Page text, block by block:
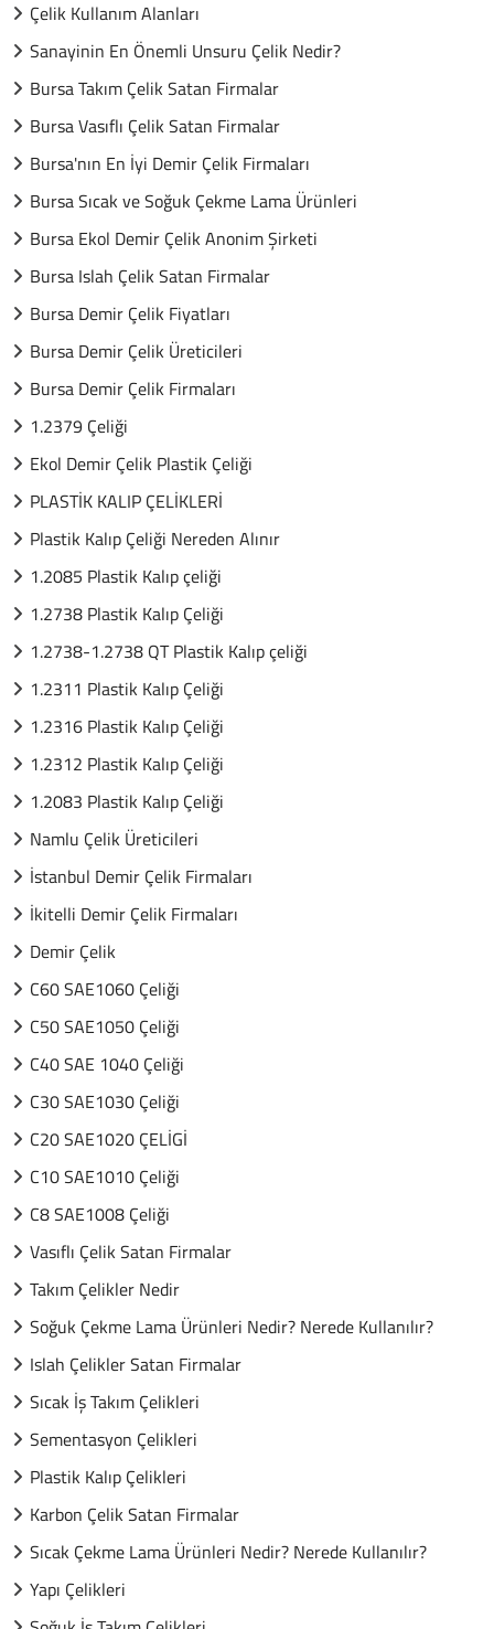
Çelik Kullanım Alanları
Sanayinin En Önemli Unsuru Çelik Nedir?
Bursa Takım Çelik Satan Firmalar
Bursa Vasıflı Çelik Satan Firmalar
Bursa'nın En İyi Demir Çelik Firmaları
Bursa Sıcak ve Soğuk Çekme Lama Ürünleri
Bursa Ekol Demir Çelik Anonim Şirketi
Bursa Islah Çelik Satan Firmalar
Bursa Demir Çelik Fiyatları
Bursa Demir Çelik Üreticileri
Bursa Demir Çelik Firmaları
1.2379 Çeliği
Ekol Demir Çelik Plastik Çeliği
PLASTİK KALIP ÇELİKLERİ
Plastik Kalıp Çeliği Nereden Alınır
1.2085 Plastik Kalıp çeliği
1.2738 Plastik Kalıp Çeliği
1.2738-1.2738 QT Plastik Kalıp çeliği
1.2311 Plastik Kalıp Çeliği
1.2316 Plastik Kalıp Çeliği
1.2312 Plastik Kalıp Çeliği
1.2083 Plastik Kalıp Çeliği
Namlu Çelik Üreticileri
İstanbul Demir Çelik Firmaları
İkitelli Demir Çelik Firmaları
Demir Çelik
C60 SAE1060 Çeliği
C50 SAE1050 Çeliği
C40 SAE 1040 Çeliği
C30 SAE1030 Çeliği
C20 SAE1020 ÇELİGİ
C10 SAE1010 Çeliği
C8 SAE1008 Çeliği
Vasıflı Çelik Satan Firmalar
Takım Çelikler Nedir
Soğuk Çekme Lama Ürünleri Nedir? Nerede Kullanılır?
Islah Çelikler Satan Firmalar
Sıcak İş Takım Çelikleri
Sementasyon Çelikleri
Plastik Kalıp Çelikleri
Karbon Çelik Satan Firmalar
Sıcak Çekme Lama Ürünleri Nedir? Nerede Kullanılır?
Yapı Çelikleri